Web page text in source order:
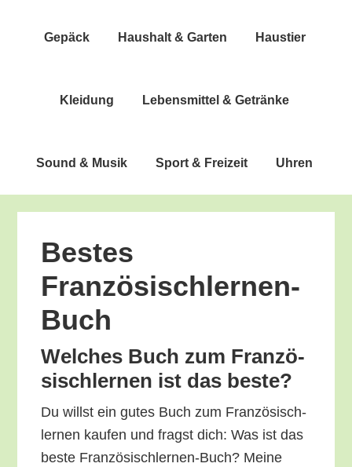
Gepäck Haus­halt & Garten Haus­tier
Klei­dung Lebens­mit­tel & Getränke
Sound & Musik Sport & Freizeit Uhren
Bes­tes
Französischlernen-
Buch
Wel­ches Buch zum Fran­zö­
sisch­ler­nen ist das beste?
Du willst ein gutes Buch zum Fran­zö­sisch­
ler­nen kau­fen und fragst dich: Was ist das
bes­te Fran­zö­sisch­ler­nen-Buch? Mei­ne